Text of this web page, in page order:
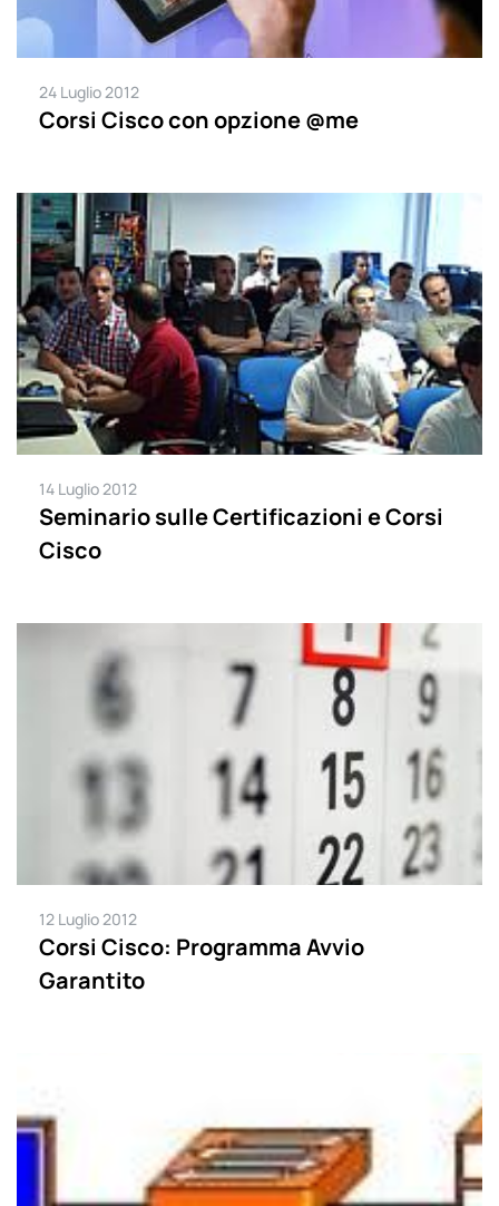
24 Luglio 2012
Corsi Cisco con opzione @me
14 Luglio 2012
Seminario sulle Certificazioni e Corsi
Cisco
12 Luglio 2012
Corsi Cisco: Programma Avvio
Garantito